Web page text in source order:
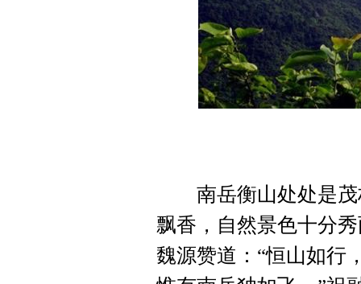
南岳衡山处处是茂
飘香，自然景色十分
魏源赞道：“恒山如行